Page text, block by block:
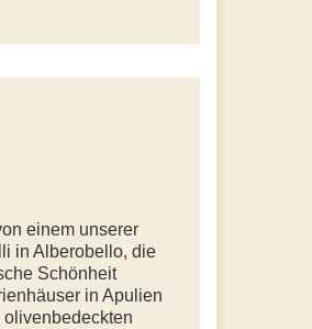
einem unserer
in Alberobello, die
Schönheit
in Apulien